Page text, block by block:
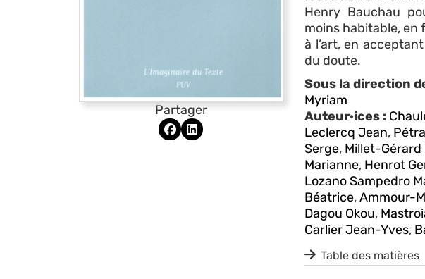
Partager
Henry Bauchau
moins habitable,
à l’art, en
du doute.
Sous la direction
Myriam
Auteur·ices :
Leclercq Jean,
Serge, Millet-Gérard
Marianne, Henrot
Lozano Sampedro
Béatrice,Ammour-
Dagou Okou,
Carlier Jean-Yves,
Table des matières